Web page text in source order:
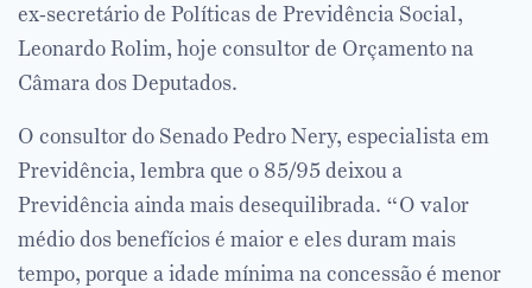
ex-secretário de Políticas de Previdência Social,
Leonardo Rolim, hoje consultor de Orçamento na
Câmara dos Deputados.
O consultor do Senado Pedro Nery, especialista em
Previdência, lembra que o 85/95 deixou a
Previdência ainda mais desequilibrada. “O valor
médio dos benefícios é maior e eles duram mais
tempo, porque a idade mínima na concessão é menor